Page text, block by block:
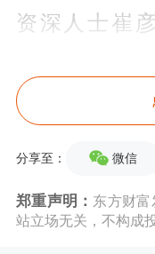
资深人士崔
面，因财报
成申报；另一
开始受理。综
IPO在陆续恢
与此同时，记
分享至： 微信
郑重声明： 东方财富
站立场无关，不构成